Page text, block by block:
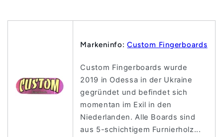
Markeninfo:Custom Fingerboards
Custom Fingerboards wurde
2019 in Odessa in der Ukraine
gegründet und befindet sich
momentan im Exil in den
Niederlanden. Alle Boards sind
aus 5-schichtigem Furnierholz...